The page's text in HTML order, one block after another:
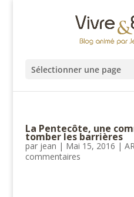
Sélectionner une page
La Pentecôte, une
tomber les barrières
par jean | Mai 15, 2016 |
commentaires